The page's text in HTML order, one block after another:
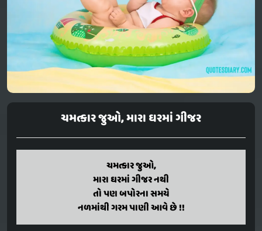
ચમત્કાર જુઓ, મારા ઘરમાં ગીજર
ચમત્કાર જુઓ,
મારા ઘરમાં ગીજર નથી
તો પણ બપોરના સમયે
નળમાંથી ગરમ પાણી આવે છે !!
Chamatkar juo,
Mara ghar ma geyser nathi
To pan bapor na samaye
Nalmaathi garam paani aave chhe !!